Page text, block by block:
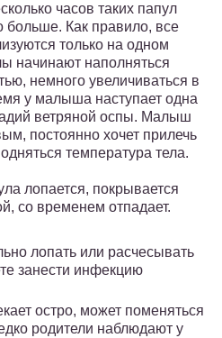
часов таких папул
больше. Как правило, все
только на одном
начинают наполняться
немного увеличиваться в
у малыша наступает одна
ветряной оспы. Малыш
постоянно хочет прилечь
температура тела.
лопается, покрывается
со временем отпадает.
лопать или расчесывать
занести инфекцию
остро, может поменяться
родители наблюдают у